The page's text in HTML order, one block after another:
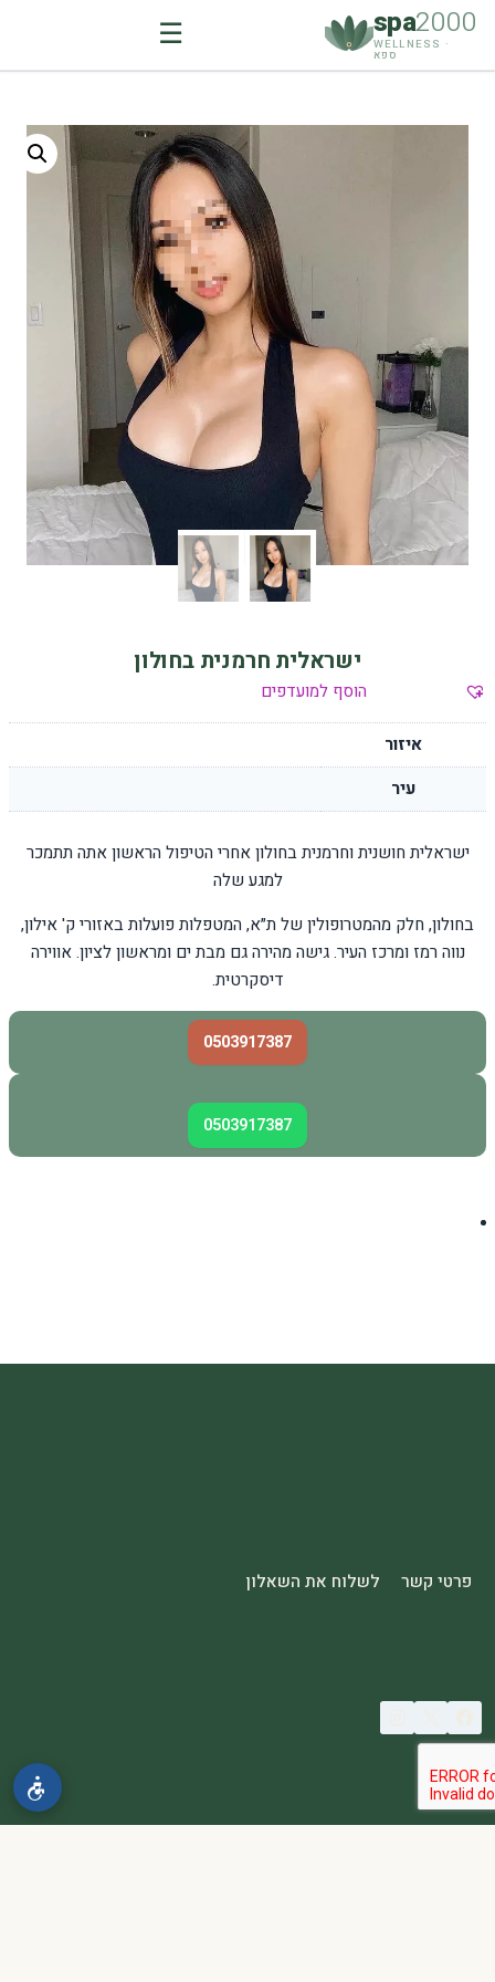
spa2000
WELLNESS ·
ספא ☰
ישראלית חרמנית בחולון
הוסף למועדפים
איזור
עיר
ישראלית חושנית וחרמנית בחולון אחרי הטיפול הראשון אתה תתמכר
למגע שלה
בחולון, חלק מהמטרופולין של ת״א, המטפלות פועלות באזורי ק' אילון,
נווה רמז ומרכז העיר. גישה מהירה גם מבת ים ומראשון לציון. אווירה
דיסקרטית.
0503917387
0503917387
פרטי קשר לשלוח את השאלון
© 2026 spa2000